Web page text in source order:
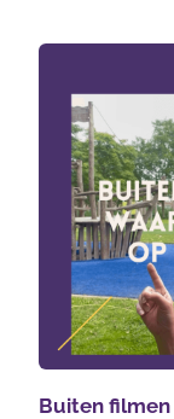
Buiten